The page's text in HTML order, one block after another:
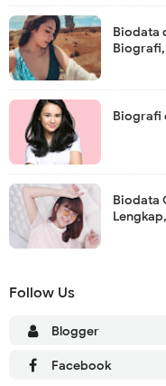
Biodata
Biografi,
Biografi
Biodata
Follow Us
Blogger
Facebook